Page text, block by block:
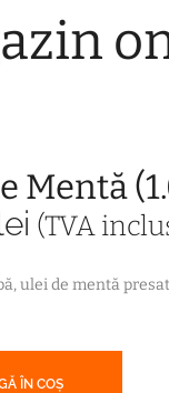
Mentă
Prețul
este:
(TVA
ulei de mentă
ÎN COȘ